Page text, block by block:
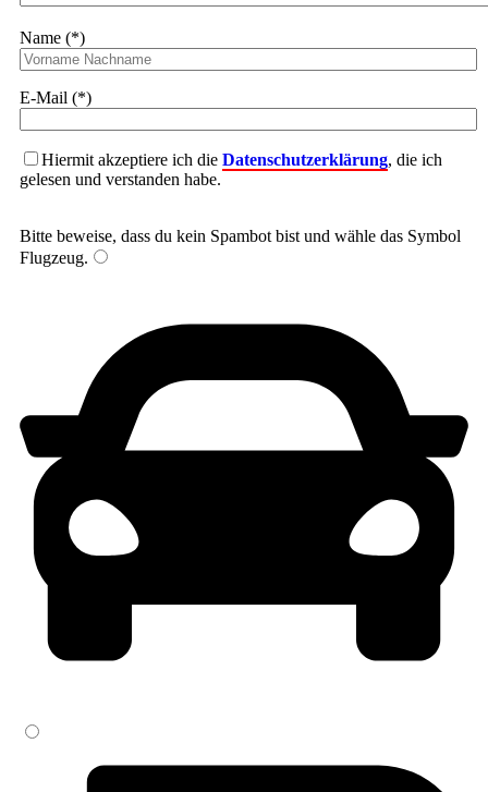
Name (*)
E-Mail (*)
Hiermit akzeptiere ich die Datenschutzerklärung, die ich
gelesen und verstanden habe.
Bitte beweise, dass du kein Spambot bist und wähle das Symbol
Flugzeug.